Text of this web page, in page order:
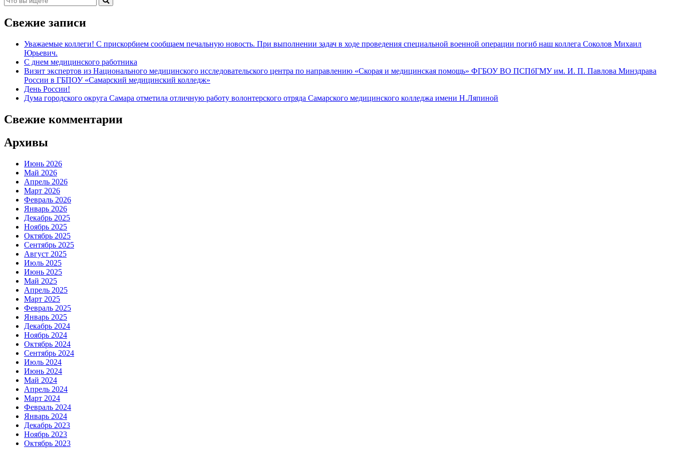
Свежие записи
Уважаемые коллеги! С прискорбием сообщаем печальную новость. При выполнении задач в ходе проведения специальной военной операции погиб наш коллега Соколов Михаил
Юрьевич.
С днем медицинского работника
Визит экспертов из Национального медицинского исследовательского центра по направлению «Скорая и медицинская помощь» ФГБОУ ВО ПСПбГМУ им. И. П. Павлова Минздрава
России в ГБПОУ «Самарский медицинский колледж»
День России!
Дума городского округа Самара отметила отличную работу волонтерского отряда Самарского медицинского колледжа имени Н.Ляпиной
Свежие комментарии
Архивы
Июнь 2026
Май 2026
Апрель 2026
Март 2026
Февраль 2026
Январь 2026
Декабрь 2025
Ноябрь 2025
Октябрь 2025
Сентябрь 2025
Август 2025
Июль 2025
Июнь 2025
Май 2025
Апрель 2025
Март 2025
Февраль 2025
Январь 2025
Декабрь 2024
Ноябрь 2024
Октябрь 2024
Сентябрь 2024
Июль 2024
Июнь 2024
Май 2024
Апрель 2024
Март 2024
Февраль 2024
Январь 2024
Декабрь 2023
Ноябрь 2023
Октябрь 2023